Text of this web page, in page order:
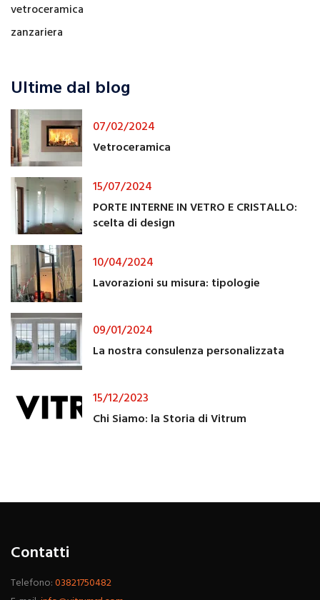
vetroceramica
zanzariera
Ultime dal blog
07/02/2024
Vetroceramica
15/07/2024
PORTE INTERNE IN VETRO E CRISTALLO:
scelta di design
10/04/2024
Lavorazioni su misura: tipologie
09/01/2024
La nostra consulenza personalizzata
15/12/2023
Chi Siamo: la Storia di Vitrum
Contatti
Telefono:03821750482